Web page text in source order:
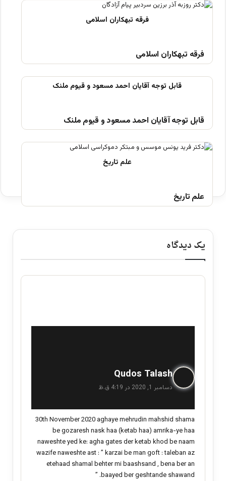
فرقه تبهکاران اسلامی
قابل توجه آقایان احمد مسعود و قیوم ملنک
علم تاریخ
یک دیدگاه
Qudos Talash
ف
دسامبر 1, 2020 در 4:19 ق.ظ
30th November 2020 aghaye mehrudin mahshid shama
be gozaresh nask haa (ketab haa) amrika-ye haa
naweshte yed ke: agha gates der ketab khod be naam
wazife naweshte ast : ” karzai be man goft : taleban az
etehaad shamal behter mi baashsand , bena ber an
baayed ber geshtande shawand. ”